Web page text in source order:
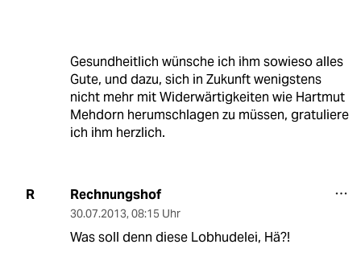
Gesundheitlich wünsche ich ihm sowieso alles
Gute, und dazu, sich in Zukunft wenigstens
nicht mehr mit Widerwärtigkeiten wie Hartmut
Mehdorn herumschlagen zu müssen, gratuliere
ich ihm herzlich.
R Rechnungshof
30.07.2013, 08:15 Uhr
Was soll denn diese Lobhudelei, Hä?!